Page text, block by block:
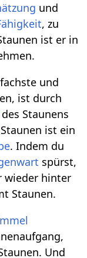
und
, zu
ist er in
und
ist durch
des Staunens
ist ein
. Indem du
spürst,
wieder hinter
Staunen.
Und